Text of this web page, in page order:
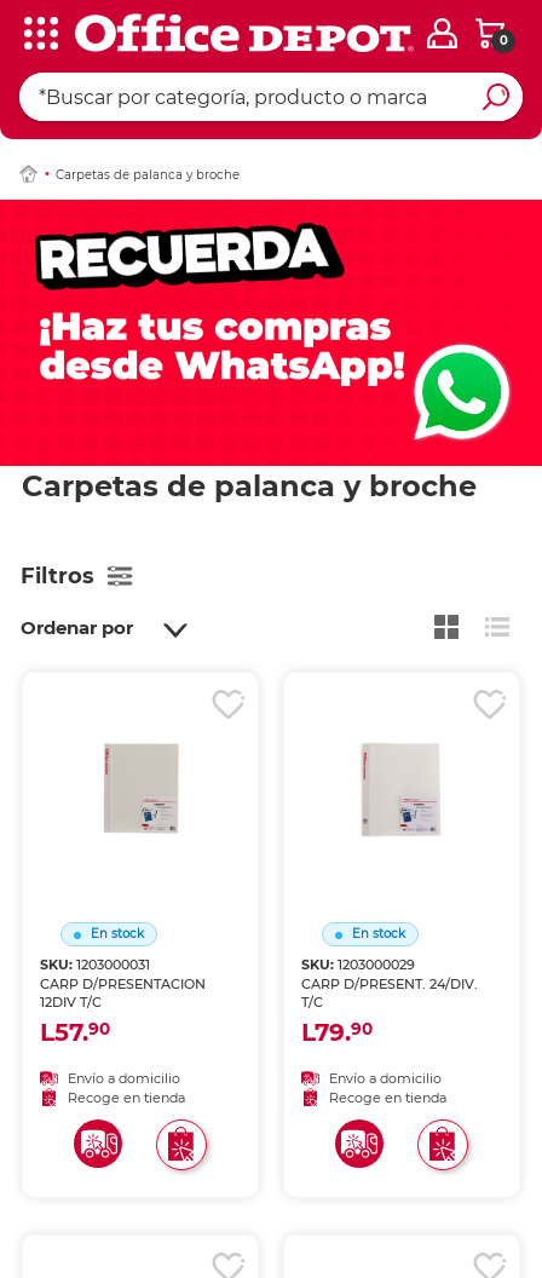
0
Carpetas de palanca y broche
Carpetas de palanca y broche
Filtros
Ordenar por
En stock
SKU:1203000031
CARP D/PRESENTACION
12DIV T/C
L57.90
Envío a domicilio
Recoge en tienda
En stock
SKU: 1203000029
CARP D/PRESENT. 24/DIV.
T/C
L79.90
Envío a domicilio
Recoge en tienda